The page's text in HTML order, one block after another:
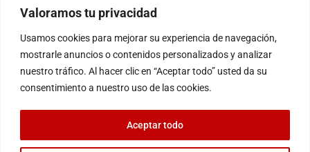
Valoramos tu privacidad
Usamos cookies para mejorar su experiencia de navegación,
mostrarle anuncios o contenidos personalizados y analizar
nuestro tráfico. Al hacer clic en “Aceptar todo” usted da su
consentimiento a nuestro uso de las cookies.
Aceptar todo
Inicio
Trabaja con nosotros
© 2025. Todos los derechos reservados.